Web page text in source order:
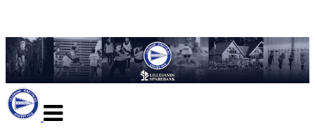
navigasjon